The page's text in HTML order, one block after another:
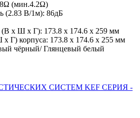
(мин.4.2Ω)
(2.83 В/1м): 86дБ
х Ш х Г): 173.8 x 174.6 x 259 мм
Г) корпуса: 173.8 x 174.6 x 255 мм
чёрный/ Глянцевый белый
СИСТЕМ KEF СЕРИЯ -